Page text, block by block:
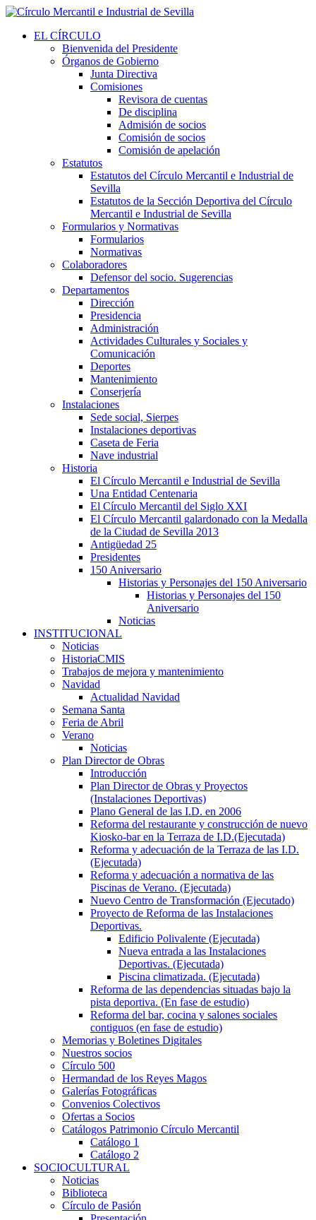
EL CÍRCULO
Bienvenida del Presidente
Órganos de Gobierno
Junta Directiva
Comisiones
Revisora de cuentas
De disciplina
Admisión de socios
Comisión de socios
Comisión de apelación
Estatutos
Estatutos del Círculo Mercantil e Industrial de
Sevilla
Estatutos de la Sección Deportiva del Círculo
Mercantil e Industrial de Sevilla
Formularios y Normativas
Formularios
Normativas
Colaboradores
Defensor del socio. Sugerencias
Departamentos
Dirección
Presidencia
Administración
Actividades Culturales y Sociales y
Comunicación
Deportes
Mantenimiento
Conserjería
Instalaciones
Sede social, Sierpes
Instalaciones deportivas
Caseta de Feria
Nave industrial
Historia
El Círculo Mercantil e Industrial de Sevilla
Una Entidad Centenaria
El Círculo Mercantil del Siglo XXI
El Círculo Mercantil galardonado con la Medalla
de la Ciudad de Sevilla 2013
Antigüedad 25
Presidentes
150 Aniversario
Historias y Personajes del 150 Aniversario
Historias y Personajes del 150
Aniversario
Noticias
INSTITUCIONAL
Noticias
HistoriaCMIS
Trabajos de mejora y mantenimiento
Navidad
Actualidad Navidad
Semana Santa
Feria de Abril
Verano
Noticias
Plan Director de Obras
Introducción
Plan Director de Obras y Proyectos
(Instalaciones Deportivas)
Plano General de las I.D. en 2006
Reforma del restaurante y construcción de nuevo
Kiosko-bar en la Terraza de I.D.(Ejecutada)
Reforma y adecuación de la Terraza de las I.D.
(Ejecutada)
Reforma y adecuación a normativa de las
Piscinas de Verano. (Ejecutada)
Nuevo Centro de Transformación (Ejecutado)
Proyecto de Reforma de las Instalaciones
Deportivas.
Edificio Polivalente (Ejecutada)
Nueva entrada a las Instalaciones
Deportivas. (Ejecutada)
Piscina climatizada. (Ejecutada)
Reforma de las dependencias situadas bajo la
pista deportiva. (En fase de estudio)
Reforma del bar, cocina y salones sociales
contiguos (en fase de estudio)
Memorias y Boletines Digitales
Nuestros socios
Círculo 500
Hermandad de los Reyes Magos
Galerías Fotográficas
Convenios Colectivos
Ofertas a Socios
Catálogos Patrimonio Círculo Mercantil
Catálogo 1
Catálogo 2
SOCIOCULTURAL
Noticias
Biblioteca
Círculo de Pasión